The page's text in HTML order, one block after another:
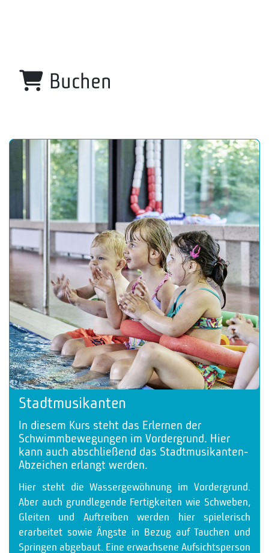
Buchen
Stadtmusikanten
In diesem Kurs steht das Erlernen der
Schwimmbewegungen im Vordergrund. Hier
kann auch abschließend das Stadtmusikanten-
Abzeichen erlangt werden.
Hier steht die Wassergewöhnung im Vordergrund.
Aber auch grundlegende Fertigkeiten wie Schweben,
Gleiten und Auftreiben werden hier spielerisch
erarbeitet sowie Ängste in Bezug auf Tauchen und
Springen abgebaut. Eine erwachsene Aufsichtsperson